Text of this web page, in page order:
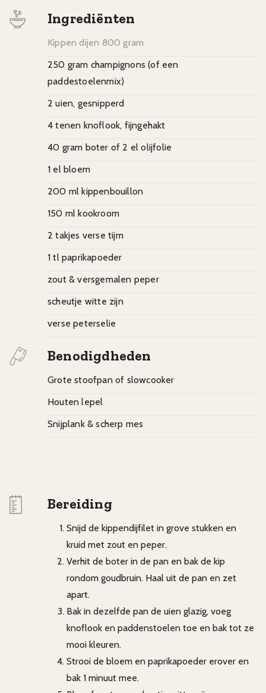
Ingrediënten
Kippen dijen 800 gram
250 gram champignons (of een
paddestoelenmix)
2 uien, gesnipperd
4 tenen knoflook, fijngehakt
40 gram boter of 2 el olijfolie
1 el bloem
200 ml kippenbouillon
150 ml kookroom
2 takjes verse tijm
1 tl paprikapoeder
zout & versgemalen peper
scheutje witte zijn
verse peterselie
Benodigdheden
Grote stoofpan of slowcooker
Houten lepel
Snijplank & scherp mes
Bereiding
Snijd de kippendijfilet in grove stukken en
kruid met zout en peper.
Verhit de boter in de pan en bak de kip
rondom goudbruin. Haal uit de pan en zet
apart.
Bak in dezelfde pan de uien glazig, voeg
knoflook en paddenstoelen toe en bak tot ze
mooi kleuren.
Strooi de bloem en paprikapoeder erover en
bak 1 minuut mee.